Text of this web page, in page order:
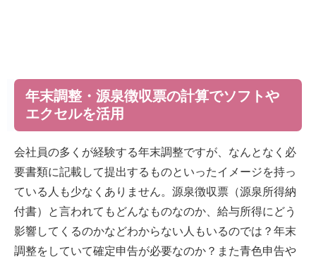
年末調整・源泉徴収票の計算でソフトや
エクセルを活用
会社員の多くが経験する年末調整ですが、なんとなく必
要書類に記載して提出するものといったイメージを持っ
ている人も少なくありません。源泉徴収票（源泉所得納
付書）と言われてもどんなものなのか、給与所得にどう
影響してくるのかなどわからない人もいるのでは？年末
調整をしていて確定申告が必要なのか？また青色申告や